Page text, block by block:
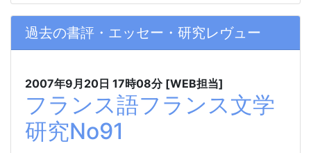
過去の書評・エッセー・研究レヴュー
2007年9月20日 17時08分 [WEB担当]
フランス語フランス文学
研究No91